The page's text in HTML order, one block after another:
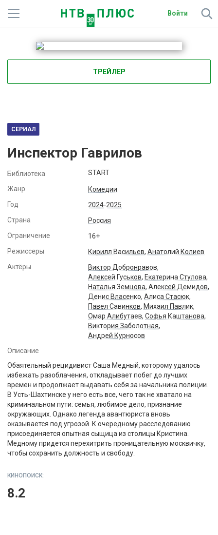
Войти
Телеканалы
Фильмы и сериалы
Спорт
Радио
Спутниковым абонентам
О сайте
ТРЕЙЛЕР
СЕРИАЛ
Инспектор Гаврилов
Библиотека START
Жанр
Комедии
Год
2024-2025
Страна
Россия
Ограничение
16+
Режиссеры
Кирилл Васильев, Анатолий Колиев
Актёры
Виктор Добронравов,
Алексей Гуськов, Екатерина Стулова,
Наталья Земцова, Алексей Демидов,
Денис Власенко, Алиса Стасюк,
Павел Савинков, Михаил Павлик,
Омар Алибутаев, Софья Каштанова,
Виктория Заболотная,
Андрей Курносов
Описание
Обаятельный рецидивист Саша Медный, которому удалось
избежать разоблачения, откладывает побег до лучших
времен и продолжает выдавать себя за начальника полиции.
В Усть-Шахтинске у него есть все, чего так не хватало на
криминальном пути: семья, любимое дело, признание
окружающих. Однако легенда авантюриста вновь
оказывается под угрозой. К очередному расследованию
присоединяется опытная сыщица из столицы Кристина.
Медному придется перехитрить проницательную москвичку,
чтобы сохранить должность и свободу.
КИНОПОИСК:
8.2